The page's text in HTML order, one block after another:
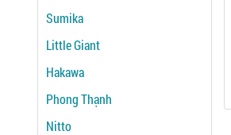
Sumika
Little Giant
Hakawa
Phong Thạnh
Nitto